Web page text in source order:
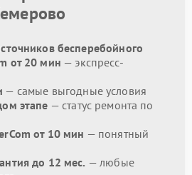
бесперебойного
от 20 мин — экспресс-
— самые выгодные условия
этапе — статус ремонта по
от 10 мин — понятный
до 12 мес. — любые